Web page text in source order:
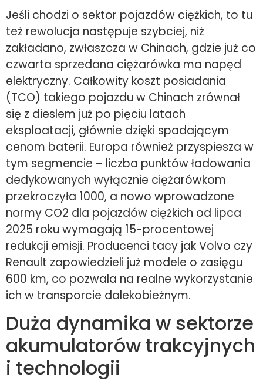
Jeśli chodzi o sektor pojazdów ciężkich, to tu
też rewolucja następuje szybciej, niż
zakładano, zwłaszcza w Chinach, gdzie już co
czwarta sprzedana ciężarówka ma napęd
elektryczny. Całkowity koszt posiadania
(TCO) takiego pojazdu w Chinach zrównał
się z dieslem już po pięciu latach
eksploatacji, głównie dzięki spadającym
cenom baterii. Europa również przyspiesza w
tym segmencie – liczba punktów ładowania
dedykowanych wyłącznie ciężarówkom
przekroczyła 1000, a nowo wprowadzone
normy CO2 dla pojazdów ciężkich od lipca
2025 roku wymagają 15-procentowej
redukcji emisji. Producenci tacy jak Volvo czy
Renault zapowiedzieli już modele o zasięgu
600 km, co pozwala na realne wykorzystanie
ich w transporcie dalekobieżnym.
Duża dynamika w sektorze
akumulatorów trakcyjnych
i technologii